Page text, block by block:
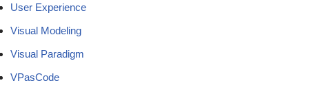
User Experience
Visual Modeling
Visual Paradigm
VPasCode